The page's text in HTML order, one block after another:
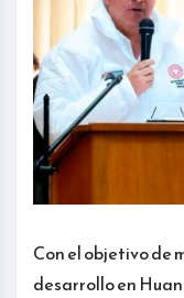
Con el objetivo de
desarrollo en